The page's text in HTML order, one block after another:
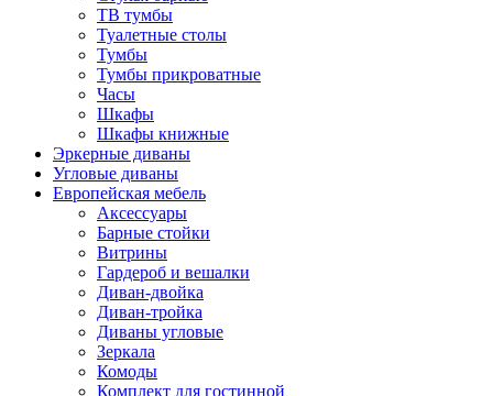
ТВ тумбы
Туалетные столы
Тумбы
Тумбы прикроватные
Часы
Шкафы
Шкафы книжные
Эркерные диваны
Угловые диваны
Европейская мебель
Аксессуары
Барные стойки
Витрины
Гардероб и вешалки
Диван-двойка
Диван-тройка
Диваны угловые
Зеркала
Комоды
Комплект для гостинной